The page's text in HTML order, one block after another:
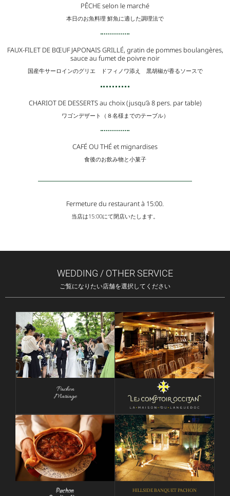
PÊCHE selon le marché
本日のお魚料理 鮮魚に適した調理法で
FAUX-FILET DE BŒUF JAPONAIS GRILLÉ, gratin de pommes boulangères,
sauce au fumet de poivre noir
国産牛サーロインのグリエ ドフィノワ添え 黒胡椒が香るソースで
CHARIOT DE DESSERTS au choix (jusqu’à 8 pers. par table)
ワゴンデザート（８名様までのテーブル）
CAFÉ OU THÉ et mignardises
食後のお飲み物と小菓子
Fermeture du restaurant à 15:00.
当店は15:00にて閉店いたします。
WEDDING / OTHER SERVICE
ご覧になりたい店舗を選択してください
Pachon
Mariage
Pachon HILLSIDE BANQUET PACHON